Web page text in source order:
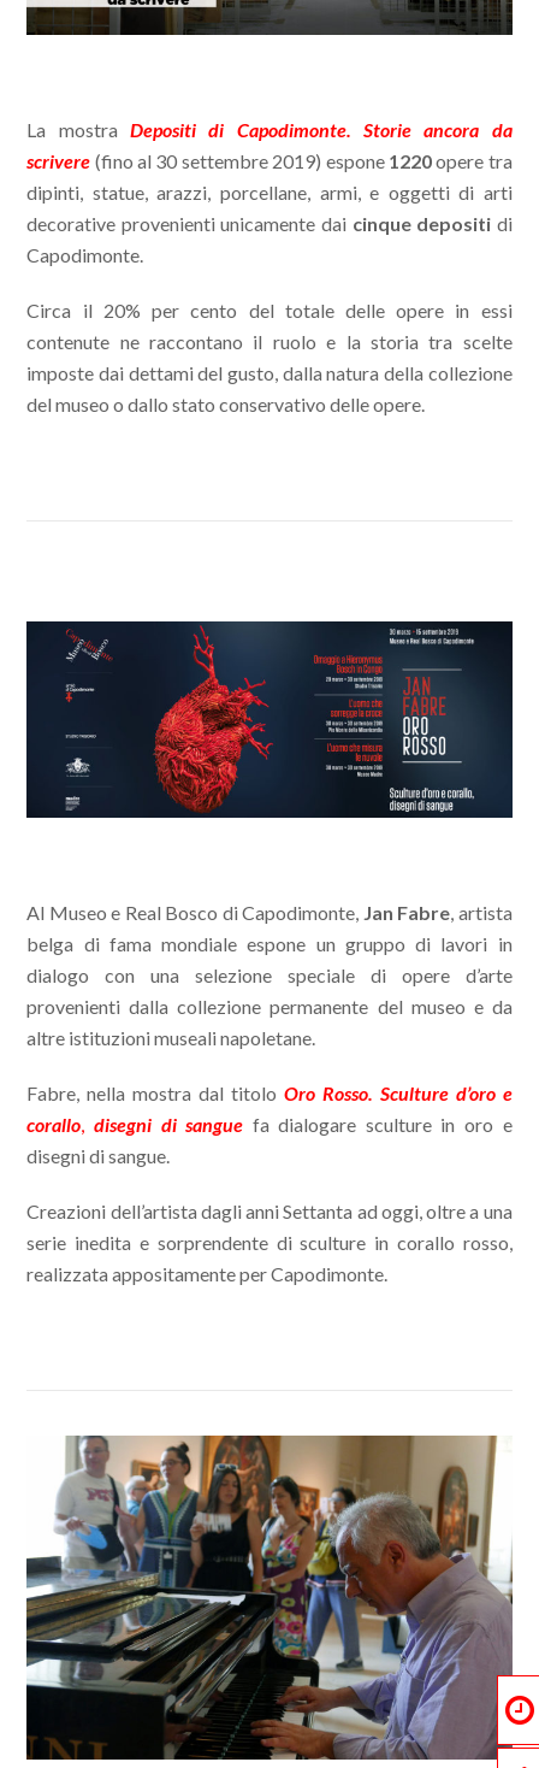
La mostraDepositi di Capodimonte. Storie ancora da
scrivere (fino al 30 settembre 2019) espone 1220opere tra
dipinti, statue, arazzi, porcellane, armi, e oggetti di arti
decorative provenienti unicamente dai cinque depositi di
Capodimonte.
Circa il 20% per cento del totale delle opere in essi
contenute ne raccontano il ruolo e la storia tra scelte
imposte dai dettami del gusto, dalla natura della collezione
del museo o dallo stato conservativo delle opere.
Al Museo e Real Bosco di Capodimonte, Jan Fabre, artista
belga di fama mondiale espone un gruppo di lavori in
dialogo con una selezione speciale di opere d’arte
provenienti dalla collezione permanente del museo e da
altre istituzioni museali napoletane.
Fabre, nella mostra dal titolo Oro Rosso. Sculture d’oro e
corallo, disegni di sangue fa dialogare sculture in oro e
disegni di sangue.
Creazioni dell’artista dagli anni Settanta ad oggi, oltre a una
serie inedita e sorprendente di sculture in corallo rosso,
realizzata appositamente per Capodimonte.